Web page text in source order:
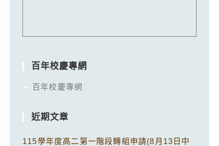
百年校慶專網
百年校慶專網
近期文章
115學年度高二第一階段轉組申請(8月13日中